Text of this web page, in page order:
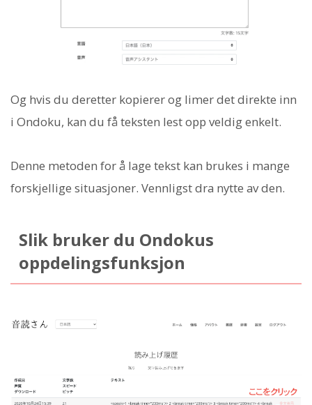
Og hvis du deretter kopierer og limer det direkte inn
i Ondoku, kan du få teksten lest opp veldig enkelt.
Denne metoden for å lage tekst kan brukes i mange
forskjellige situasjoner. Vennligst dra nytte av den.
Slik bruker du Ondokus
oppdelingsfunksjon